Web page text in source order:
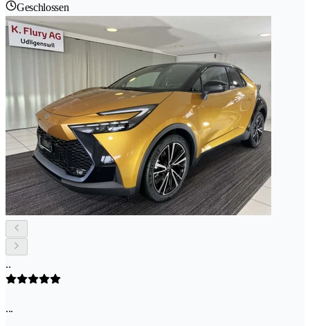
Geschlossen
..
...